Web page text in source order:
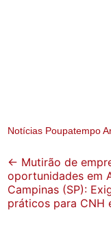
Notícias Poupatempo
Post
navigation
← Mutirão de
oportunidades em
Campinas (SP):
práticos para CNH